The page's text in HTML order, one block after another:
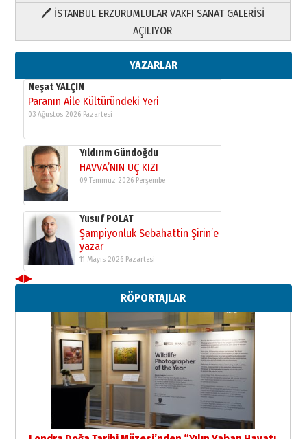
🖊 İSTANBUL ERZURUMLULAR VAKFI SANAT GALERİSİ
AÇILIYOR
YAZARLAR
Yusuf POLAT
Şampiyonluk Sebahattin Şirin’e
yazar
11 Mayıs 2026 Pazartesi
Neşat YALÇIN
Paranın Aile Kültüründeki Yeri
03 Ağustos 2026 Pazartesi
Yıldırım Gündoğdu
HAVVA’NIN ÜÇ KIZI
09 Temmuz 2026 Perşembe
Yusuf POLAT
Şampiyonluk Sebahattin Şirin’e
yazar
11 Mayıs 2026 Pazartesi
Neşat YALÇIN
Paranın Aile Kültüründeki Yeri
03 Ağustos 2026 Pazartesi
Yıldırım Gündoğdu
HAVVA’NIN ÜÇ KIZI
09 Temmuz 2026 Perşembe
Yusuf POLAT
Şampiyonluk Sebahattin Şirin’e
◀▶
RÖPORTAJLAR